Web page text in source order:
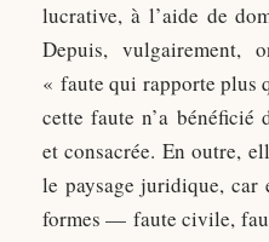
lucrative, à l’aide de
Depuis, vulgairement,
« faute qui rapporte plus
cette faute n’a bénéficié
et consacrée. En outre,
le paysage juridique, car
formes — faute civile,